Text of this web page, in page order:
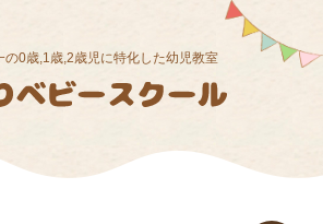
の0歳,1歳,2歳児に特化した幼児教室